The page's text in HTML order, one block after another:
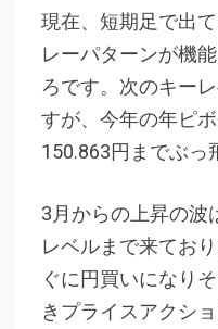
現在、短期足で出
レーパターンが機
ろです。次のキー
すが、今年の年ピ
150.863円までぶっ
3月からの上昇の波
レベルまで来てお
ぐに円買いになり
きプライスアクシ